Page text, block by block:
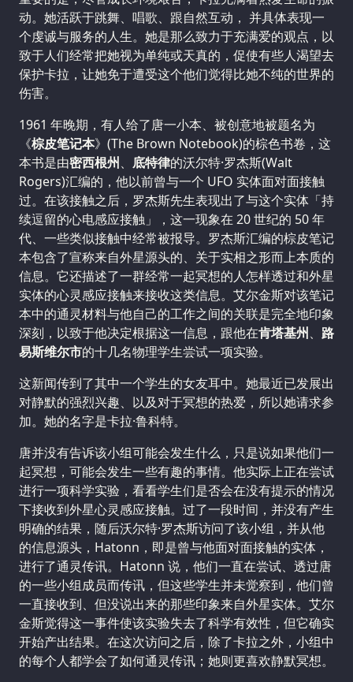
动。她活跃于跳舞、唱歌、跟自然互动， 并具体表现一
个虔诚与服务的人生。她是那么致力于充满爱的观点，以
致于人们经常把她视为单纯或天真的，促使有些人渴望去
保护卡拉，让她免于遭受这个他们觉得比她不纯的世界的
伤害。
1961 年晚期，有人给了唐一小本、被创意地被题名为
《棕皮笔记本》(The Brown Notebook)的棕色书卷，这
本书是由密西根州、 底特律的沃尔特·罗杰斯(Walt
Rogers)汇编的，他以前曾与一个 UFO 实体面对面接触
过。在该接触之后，罗杰斯先生表现出了与这个实体「持
续逗留的心电感应接触」，这一现象在 20 世纪的 50 年
代、一些类似接触中经常被报导。罗杰斯汇编的棕皮笔记
本包含了宣称来自外星源头的、关于实相之形而上本质的
信息。它还描述了一群经常一起冥想的人怎样透过和外星
实体的心灵感应接触来接收这类信息。艾尔金斯对该笔记
本中的通灵材料与他自己的工作之间的关联是完全地印象
深刻，以致于他决定根据这一信息，跟他在肯塔基州、 路
易斯维尔市的十几名物理学生尝试一项实验。
这新闻传到了其中一个学生的女友耳中。她最近已发展出
对静默的强烈兴趣、以及对于冥想的热爱，所以她请求参
加。她的名字是卡拉·鲁科特。
唐并没有告诉该小组可能会发生什么，只是说如果他们一
起冥想，可能会发生一些有趣的事情。他实际上正在尝试
进行一项科学实验，看看学生们是否会在没有提示的情况
下接收到外星心灵感应接触。过了一段时间，并没有产生
明确的结果，随后沃尔特·罗杰斯访问了该小组，并从他
的信息源头，Hatonn，即是曾与他面对面接触的实体，
进行了通灵传讯。Hatonn 说，他们一直在尝试、透过唐
的一些小组成员而传讯，但这些学生并未觉察到，他们曾
一直接收到、但没说出来的那些印象来自外星实体。艾尔
金斯觉得这一事件使该实验失去了科学有效性，但它确实
开始产出结果。在这次访问之后，除了卡拉之外，小组中
的每个人都学会了如何通灵传讯；她则更喜欢静默冥想。